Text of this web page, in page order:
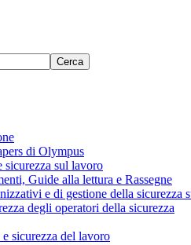
Cerca
di Olympus
sul lavoro
Guide alla lettura e Rassegne
e di gestione della sicurezza
degli operatori della sicurezza
sicurezza del lavoro